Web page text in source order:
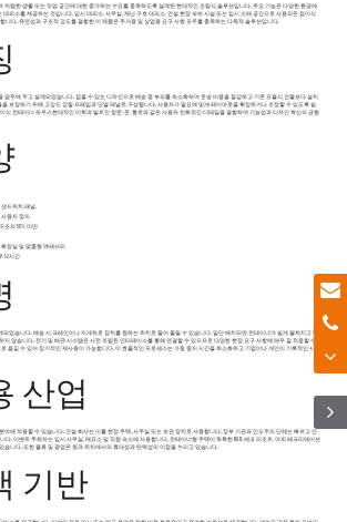
저렴한 생활 또는 작업 공간에 대한 증가하는 수요를 충족하도록 설계된 현대적인 조립식 솔루션입니다. 주요 기능은 다양한 환경에
대피소를 제공하는 것입니다. 임시 대피소, 사무실, 재난 구호 대피소, 건설 현장 숙박 시설 또는 임시 소매 공간으로 사용되든 접이식
니다. 유연성과 구조적 강도를 결합한 이 제품은 주거용 및 상업용 요구 사항 모두를 충족하는 다목적 솔루션입니다.
염두에 두고 설계되었습니다. 접을 수 있는 디자인으로 배송 중 부피를 최소화하여 운송 비용을 절감하고 기존 모듈식 건물보다 설치
보장하기 위해 고강도 강철 프레임과 단열 패널로 구성됩니다. 사용자가 필요에 맞게 레이아웃을 확장하거나 조정할 수 있도록 쉽
식 컨테이너 하우스현대적인 미학과 빌트인 창문, 문, 통로와 같은 사용자 친화적인 디테일을 결합하여 기능성과 디자인 혁신의 균형
드위치 패널.
사용자 정의
조의 50% 미만
화장실 및 맞춤형 액세서리
1-2시간
되었습니다. 배송 시 크레인이나 지게차로 장치를 원하는 위치로 들어 올릴 수 있습니다. 일단 배치되면 컨테이너가 쉽게 펼쳐지고 벽
않습니다. 전기 및 배관 시스템은 사전 조립된 인터페이스를 통해 연결할 수 있으므로 다양한 현장 요구 사항에 매우 잘 적응할 수
옮길 수 있어 장기적인 재사용이 가능합니다. 이 효율적인 프로세스는 가동 중지 시간을 최소화하고 기업이나 개인이 기록적인 시간
산업
야에 적용할 수 있습니다. 건설 회사는 이를 현장 주택, 사무실 또는 보관 장치로 사용합니다. 정부 기관과 인도주의 단체는 빠르고 안
다. 이벤트 주최자는 임시 사무실, 매표소 및 직원 숙소에 사용합니다. 컨테이너형 주택이 독특한 B&B, 에코 리조트, 야외 레크리에이션
습니다. 또한 물류 및 광업은 원격 위치에서의 휴대성과 탄력성의 이점을 누리고 있습니다.
기반